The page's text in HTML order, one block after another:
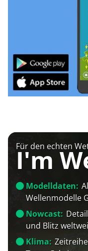
Für den echten
I'm
Modelldaten:
Wellenmodelle
Nowcast:
und Blitz
Klima: